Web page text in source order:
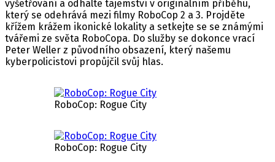
vyšetřování a odhalte tajemství v originálním příběhu,
který se odehrává mezi filmy RoboCop 2 a 3. Projděte
křížem krážem ikonické lokality a setkejte se se známými
tvářemi ze světa RoboCopa. Do služby se dokonce vrací
Peter Weller z původního obsazení, který našemu
kyberpolicistovi propůjčil svůj hlas.
RoboCop: Rogue City
RoboCop: Rogue City